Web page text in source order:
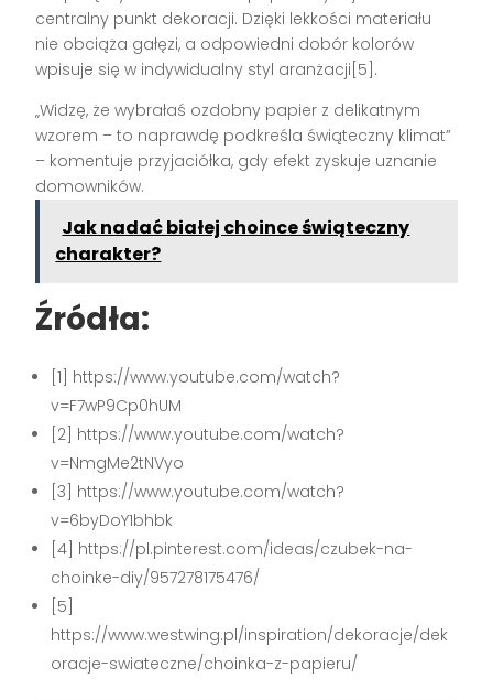
centralny punkt dekoracji. Dzięki lekkości materiału
nie obciąża gałęzi, a odpowiedni dobór kolorów
wpisuje się w indywidualny styl aranżacji[5].
„Widzę, że wybrałaś ozdobny papier z delikatnym
wzorem – to naprawdę podkreśla świąteczny klimat”
– komentuje przyjaciółka, gdy efekt zyskuje uznanie
domowników.
Jak nadać białej choince świąteczny
charakter?
Źródła:
[1] https://www.youtube.com/watch?
v=F7wP9Cp0hUM
[2] https://www.youtube.com/watch?
v=NmgMe2tNVyo
[3] https://www.youtube.com/watch?
v=6byDoY1bhbk
[4] https://pl.pinterest.com/ideas/czubek-na-
choinke-diy/957278175476/
[5]
https://www.westwing.pl/inspiration/dekoracje/dek
oracje-swiateczne/choinka-z-papieru/